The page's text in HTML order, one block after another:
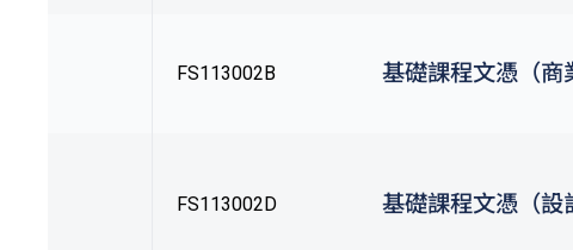
FS113002B 基礎課程文憑（商
FS113002D 基礎課程文憑（設